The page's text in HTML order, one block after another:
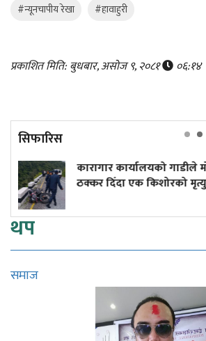
#न्यूनचापीय रेखा
#हावाहुरी
प्रकाशित मिति: बुधबार, असोज ९, २०८१ ०६:१४
सिफारिस
कार्यालयको गाडीले मोटरसाइकललाई
दिँदा एक किशोरको मृत्यु, अर्का गम्भीर घाइते
थप
समाज